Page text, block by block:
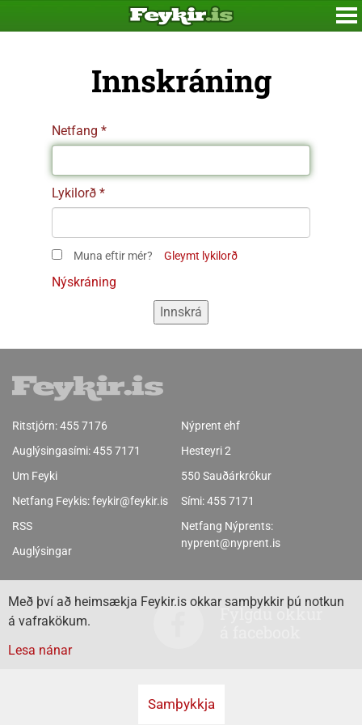
Innskráning
Netfang
Lykilorð
Muna eftir mér? Gleymt lykilorð
Nýskráning
Ritstjórn:455 7176
Auglýsingasími:455 7171
Um Feyki
Netfang Feykis:feykir@feykir.is
RSS
Auglýsingar
Nýprent ehf
Hesteyri 2
550 Sauðárkrókur
Sími:455 7171
Netfang Nýprents:
nyprent@nyprent.is
Fylgdu okkur
Með því að heimsækja Feykir.is okkar samþykkir þú notkun
á vafrakökum.
Lesa nánar
Samþykkja